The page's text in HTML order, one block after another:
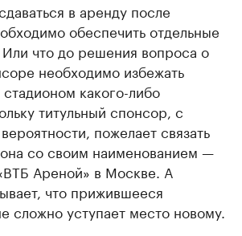
в аренду после
обеспечить отдельные
Или что до решения вопроса о
необходимо избежать
какого-либо
титульный спонсор, с
пожелает связать
со своим наименованием —
Ареной» в Москве. А
что прижившееся
сложно уступает место новому.